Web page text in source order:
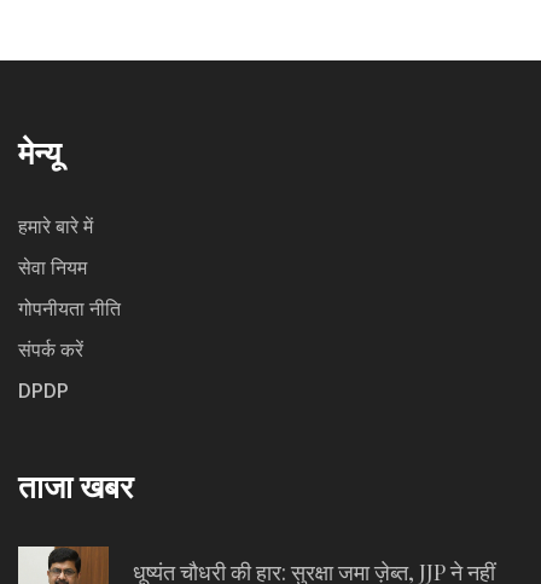
मेन्यू
हमारे बारे में
सेवा नियम
गोपनीयता नीति
संपर्क करें
DPDP
ताजा खबर
धूष्यंत चौधरी की हार: सुरक्षा जमा ज़ेब्त, JJP ने नहीं